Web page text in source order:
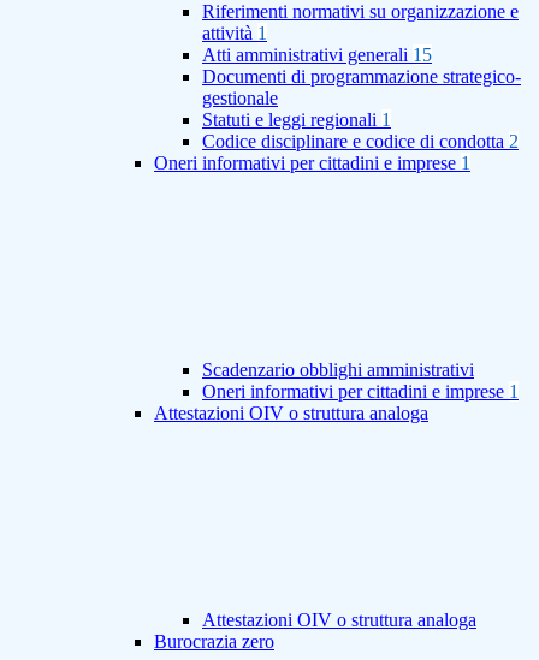
Riferimenti normativi su organizzazione e
attività 1
Atti amministrativi generali 15
Documenti di programmazione strategico-
gestionale
Statuti e leggi regionali 1
Codice disciplinare e codice di condotta 2
Oneri informativi per cittadini e imprese 1
Scadenzario obblighi amministrativi
Oneri informativi per cittadini e imprese 1
Attestazioni OIV o struttura analoga
Attestazioni OIV o struttura analoga
Burocrazia zero